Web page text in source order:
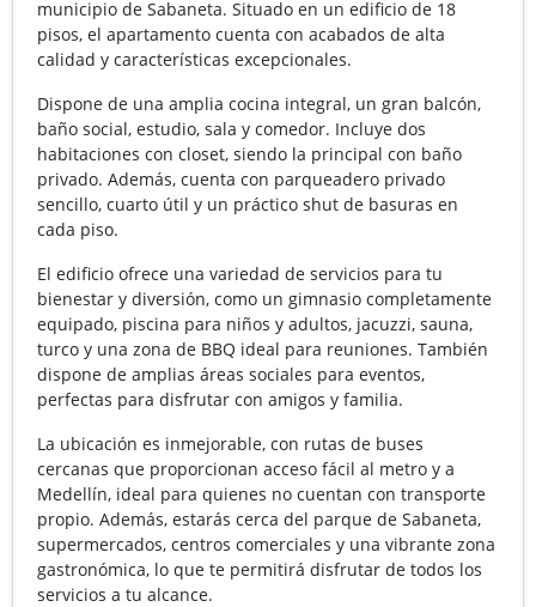
municipio de Sabaneta. Situado en un edificio de 18
pisos, el apartamento cuenta con acabados de alta
calidad y características excepcionales.
Dispone de una amplia cocina integral, un gran balcón,
baño social, estudio, sala y comedor. Incluye dos
habitaciones con closet, siendo la principal con baño
privado. Además, cuenta con parqueadero privado
sencillo, cuarto útil y un práctico shut de basuras en
cada piso.
El edificio ofrece una variedad de servicios para tu
bienestar y diversión, como un gimnasio completamente
equipado, piscina para niños y adultos, jacuzzi, sauna,
turco y una zona de BBQ ideal para reuniones. También
dispone de amplias áreas sociales para eventos,
perfectas para disfrutar con amigos y familia.
La ubicación es inmejorable, con rutas de buses
cercanas que proporcionan acceso fácil al metro y a
Medellín, ideal para quienes no cuentan con transporte
propio. Además, estarás cerca del parque de Sabaneta,
supermercados, centros comerciales y una vibrante zona
gastronómica, lo que te permitirá disfrutar de todos los
servicios a tu alcance.